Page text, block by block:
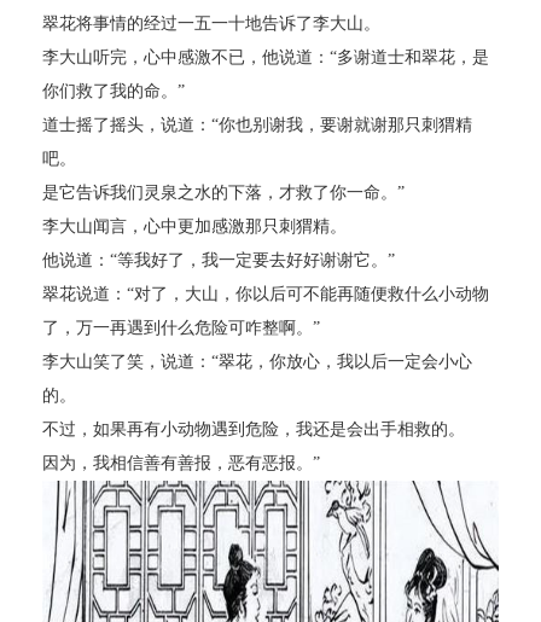
翠花将事情的经过一五一十地告诉了李大山。
李大山听完，心中感激不已，他说道：“多谢道士和翠花，是
你们救了我的命。”
道士摇了摇头，说道：“你也别谢我，要谢就谢那只刺猬精
吧。
是它告诉我们灵泉之水的下落，才救了你一命。”
李大山闻言，心中更加感激那只刺猬精。
他说道：“等我好了，我一定要去好好谢谢它。”
翠花说道：“对了，大山，你以后可不能再随便救什么小动物
了，万一再遇到什么危险可咋整啊。”
李大山笑了笑，说道：“翠花，你放心，我以后一定会小心
的。
不过，如果再有小动物遇到危险，我还是会出手相救的。
因为，我相信善有善报，恶有恶报。”